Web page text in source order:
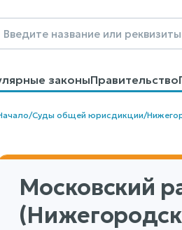
законыПравительство
Образцы договоров
/Суды общей юрисдикции/
Московский